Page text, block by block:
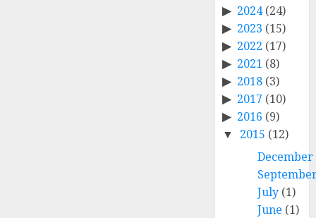
2024(24)
2023 (15)
2022 (17)
2021 (8)
2018 (3)
2017 (10)
2016 (9)
2015 (12)
December
July (1)
June (1)